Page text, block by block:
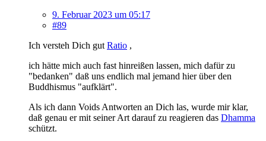
9. Februar 2023 um 05:17
#89
Ich versteh Dich gut Ratio ,
ich hätte mich auch fast hinreißen lassen, mich dafür zu
"bedanken" daß uns endlich mal jemand hier über den
Buddhismus "aufklärt".
Als ich dann Voids Antworten an Dich las, wurde mir klar,
daß genau er mit seiner Art darauf zu reagieren das Dhamma
schützt.